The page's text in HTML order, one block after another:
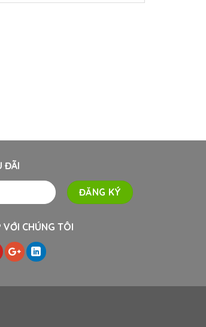
ĐÃI
VỚI CHÚNG TÔI